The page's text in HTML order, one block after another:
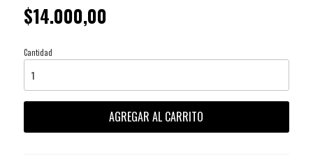
$14.000,00
Cantidad
AGREGAR AL CARRITO